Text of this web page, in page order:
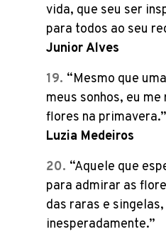
vida, que seu ser
para todos ao seu
Junior Alves
“Mesmo que
meus sonhos, eu
flores na primavera.”
Luzia Medeiros
“Aquele que
para admirar as
das raras e
inesperadamente.”